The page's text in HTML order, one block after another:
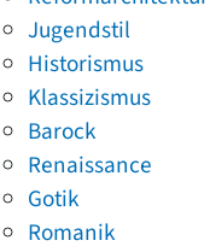
Jugendstil
Historismus
Klassizismus
Barock
Renaissance
Gotik
Romanik